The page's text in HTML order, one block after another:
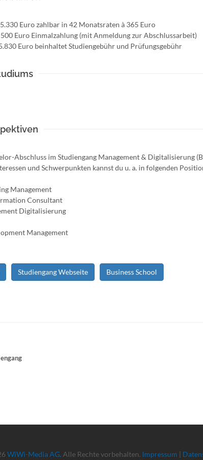
Euro zahlbar in 42 Monatsraten à 365 Euro
500 Euro Einmalzahlung (mit Anmeldung zur Abschlussarbeit)
Euro beinhaltet Studiengebühr und Prüfungsgebühr
Abschluss im Studiengang Management & Digitalisierung
und Schwerpunkten kannst du u. a. in folgenden
Management
Consultant
Digitalisierung
Management
Studiengang Webseite Business School
WiWi-Media AG. Alle Rechte vorbehalten. Impressum |